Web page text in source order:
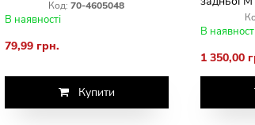
Код: 70-4605048
В наявності
79,99 грн.
Купити
(правий)
В
1 350,00